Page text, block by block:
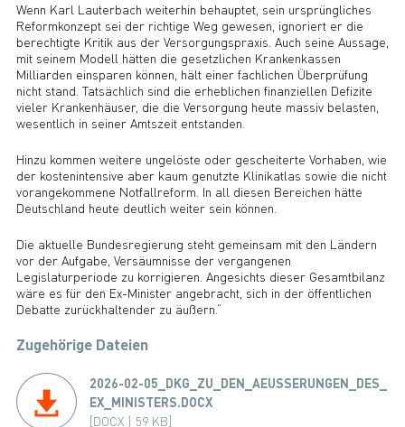
Wenn Karl Lauterbach weiterhin behauptet, sein ursprüngliches
Reformkonzept sei der richtige Weg gewesen, ignoriert er die
berechtigte Kritik aus der Versorgungspraxis. Auch seine Aussage,
mit seinem Modell hätten die gesetzlichen Krankenkassen
Milliarden einsparen können, hält einer fachlichen Überprüfung
nicht stand. Tatsächlich sind die erheblichen finanziellen Defizite
vieler Krankenhäuser, die die Versorgung heute massiv belasten,
wesentlich in seiner Amtszeit entstanden.
Hinzu kommen weitere ungelöste oder gescheiterte Vorhaben, wie
der kostenintensive aber kaum genutzte Klinikatlas sowie die nicht
vorangekommene Notfallreform. In all diesen Bereichen hätte
Deutschland heute deutlich weiter sein können.
Die aktuelle Bundesregierung steht gemeinsam mit den Ländern
vor der Aufgabe, Versäumnisse der vergangenen
Legislaturperiode zu korrigieren. Angesichts dieser Gesamtbilanz
wäre es für den Ex-Minister angebracht, sich in der öffentlichen
Debatte zurückhaltender zu äußern.“
Zugehörige Dateien
2026-02-05_DKG_ZU_DEN_AEUSSERUNGEN_DES_
EX_MINISTERS.DOCX
[DOCX | 59 KB]